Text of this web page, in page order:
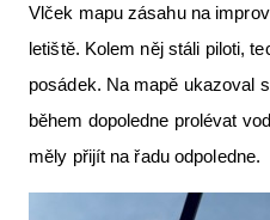
Vlček mapu zásahu na
letiště. Kolem něj stáli piloti,
posádek. Na mapě ukazoval
během dopoledne prolévat
měly přijít na řadu odpoledne.